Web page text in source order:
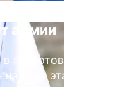
армии
подготовке
всех этапа